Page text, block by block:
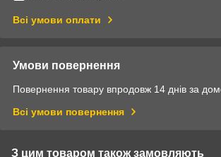
Всі умови оплати
Умови повернення
Повернення товару впродовж 14 днів за
Всі умови повернення
З цим товаром також замовляють